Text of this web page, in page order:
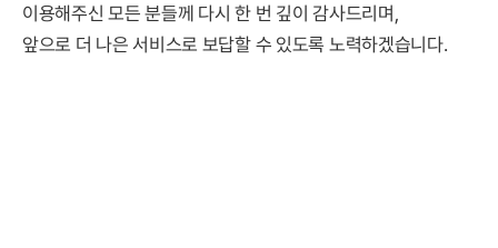
이용해주신 모든 분들께 다시 한 번 깊이 감사드리며,
앞으로 더 나은 서비스로 보답할 수 있도록 노력하겠습니다.